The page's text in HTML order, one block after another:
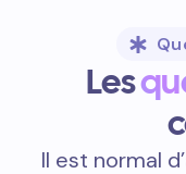
Les
Il est normal